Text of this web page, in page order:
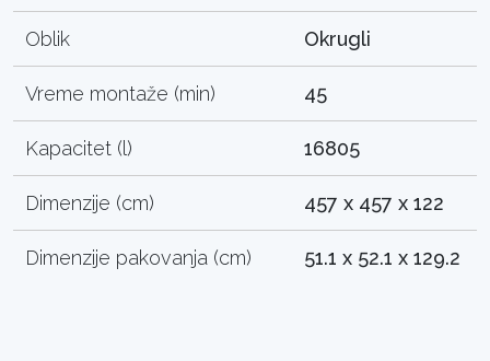
Oblik Okrugli
Vreme montaže (min) 45
Kapacitet (l) 16805
Dimenzije (cm) 457 x 457 x 122
Dimenzije pakovanja (cm) 51.1 x 52.1 x 129.2